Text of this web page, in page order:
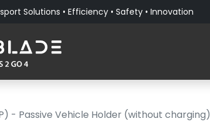
Solutions • Efficiency • Safety • Innovation
- Passive Vehicle Holder (without charging)